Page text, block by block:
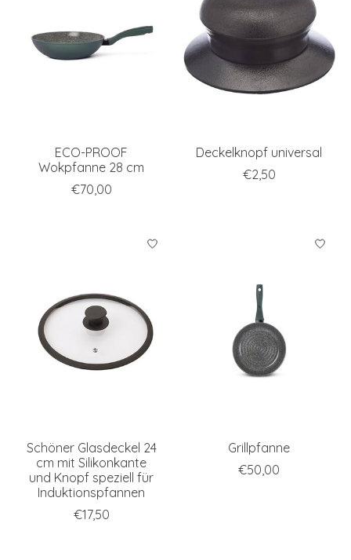
ECO-PROOF
Wokpfanne 28 cm
€70,00
Deckelknopf universal
€2,50
Schöner Glasdeckel 24
cm mit Silikonkante
und Knopf speziell für
Induktionspfannen
€17,50
Grillpfanne
€50,00